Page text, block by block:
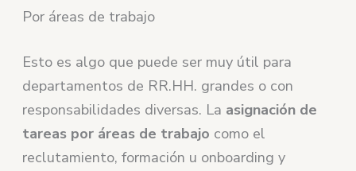
Por áreas de trabajo
Esto es algo que puede ser muy útil para
departamentos de RR.HH. grandes o con
responsabilidades diversas. La asignación de
tareas por áreas de trabajo como el
reclutamiento, formación u onboarding y